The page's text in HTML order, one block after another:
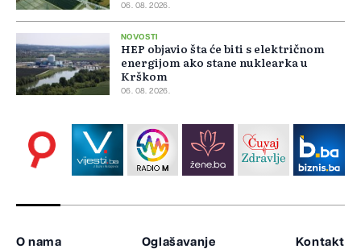
06. 08. 2026.
NOVOSTI
HEP objavio šta će biti s električnom
energijom ako stane nuklearka u
Krškom
06. 08. 2026.
O nama Oglašavanje Kontakt